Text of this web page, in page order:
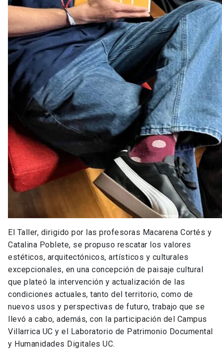
El Taller, dirigido por las profesoras Macarena Cortés y
Catalina Poblete, se propuso rescatar los valores
estéticos, arquitectónicos, artísticos y culturales
excepcionales, en una concepción de paisaje cultural
que plateó la intervención y actualización de las
condiciones actuales, tanto del territorio, como de
nuevos usos y perspectivas de futuro, trabajo que se
llevó a cabo, además, con la participación del Campus
Villarrica UC y el Laboratorio de Patrimonio Documental
y Humanidades Digitales UC.